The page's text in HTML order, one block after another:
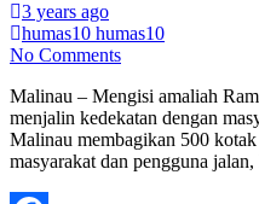
3 years ago
humas10 humas10
No Comments
Malinau – Mengisi amaliah
menjalin kedekatan dengan
Malinau membagikan 500
masyarakat dan pengguna